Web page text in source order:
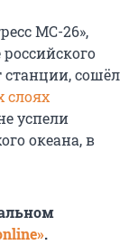
МС-26»,
станции, сошёл
слоях
успели
океана, в
.